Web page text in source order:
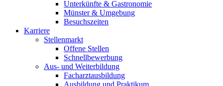
Unterkünfte & Gastronomie
Münster & Umgebung
Besuchszeiten
Karriere
Stellenmarkt
Offene Stellen
Schnellbewerbung
Aus- und Weiterbildung
Facharztausbildung
Ausbildung und Praktikum